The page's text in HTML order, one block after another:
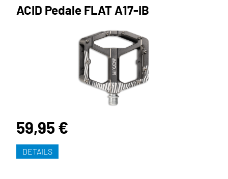
ACID Pedale FLAT A17-IB
59,95 €
DETAILS